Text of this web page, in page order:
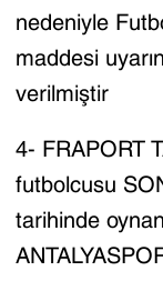
nedeniyle
maddesi
verilmiştir
4- FRAPORT
futbolcusu
tarihinde